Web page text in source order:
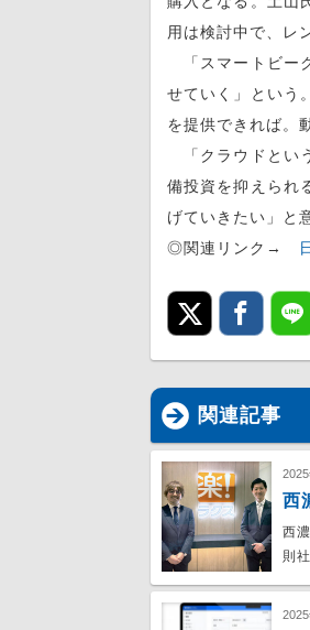
用は検討中で、レ
「スマートビー
せていく」という
を提供できれば。
「クラウドとい
備投資を抑えられ
げていきたい」と
◎関連リンク→
関連記事
西
西
則